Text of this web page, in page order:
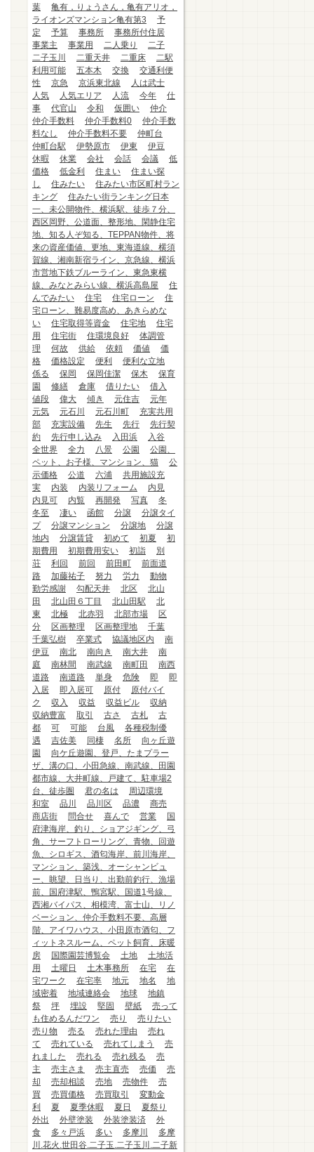
葉
亀有，りょうさん，亀有アリオ，
ライオンズマンション亀有第3
予
定
予算 事務所
事務所付住居
事業主
事業用 二人乗り
二子
二子玉川
二重天井 二重床
二駅
利用可能
五本木 交換
交通利便
性
京急 京浜東北線
人は武士
人気
人気エリア 人流 今年
仕
事
代官山 令和 仮囲い
仲介
仲介手数料
仲介手数料0
仲介手数
料なし
仲介手数料不要
仲町台
仲町台駅
伊勢原市 伊東
伊豆
休暇
休業 会社 会話 会議
低
価格
低金利 住まい
住まい探
し
住みたい
住みたい市区町村ラン
キング
住みたい街ランキング日本
一、未公開物件、横浜駅、徒歩７分、
西区岡野、公道面、整形地、閑静住宅
地、知る人ぞ知る、TEPPAN物件、将
来の資産価値、更地、東海道線、横須
賀線、湘南新宿ライン、京急線、横浜
市営地下鉄ブルーライン、東急東横
線、みなとみらい線、横浜高島屋
住
んでみたい
住宅 住宅ローン
住
宅ローン、難易度高め、あきらめな
い
住宅取得等資金 住宅地
住宅
用
住宅街 住環境良好
体調管
理
何故 供給 依頼 価値
価
格
価格設定 便利
便利な立地
係る
保岡 保岡佳潔 保木
保育
園
修繕 倉庫 借りたい
借入
値段
偉大 傾き 元住吉
元年
元気
元石川 元石川町
充実共用
部
充実設備 先生 先行
先行契
約
先行申し込み 入田浜
入谷
全世界
全力 八景 公園
公園、
ペット、お子様、マンション、猫
公
示価格
公道 六浦
共用施設充
実
内装 内装リフォーム
内見
内見可
内覧 再開発 写真
冬
冬至
凄い 函館 分譲
分譲タイ
プ
分譲マンション 分譲地
分譲
地内
分譲賃貸 初めて 初夏
初
期費用
初期費用安い 初詣
別
荘
利回 前回 前田町
前面道
路
加藤祐子 努力 労力
動物
勤労感謝
勾配天井 北区
北山
田
北山田６丁目 北山田駅
北
東
北極 北赤羽 北部市場
区
分
区画整理 区画整理地
千葉
千葉弘樹
卒業式 協議地区内
南
伊豆
南北 南向き 南大井
南
庭
南林間 南武線 南町田
南西
道路
南道路 単身 危険 即
即
入居
即入居可 原付
原付バイ
ク
収入 収益 収益ビル
収納
収納豊富
取引 古さ 古札
古
都
可 可能 台風
各種税制優
遇
吉佐美 同棲 名所
向ヶ丘遊
園
向ケ丘遊園、登戸、たまプラー
ザ、溝の口、小田急線、南武線、田園
都市線、大井町線、戸建て、駐車場2
台、徒歩圏
君の名は
周辺環境
和室
品川 品川区 品濃
商売
商店街
問合せ 喜んで 営業
国
府津海岸、釣り、ショアジギング、弓
角、サーフトローリング、青物、回遊
魚、シロギス、酒匂海岸、前川海岸、
マンション、築浅、オーシャンビュ
ー、眺望、日当り、出勤前釣行、漁場
前、国府津駅、鴨宮駅、国道1号線、
西湘バイパス、相模湾、富士山、リノ
ベーション、仲介手数料不要、高層
階、アイワハウス、小田原市酒匂、フ
ィットネスルーム、ペット飼育、床暖
房
国際園芸博覧会 土地
土地活
用
土曜日 土木事務所 在宅
在
宅ワーク
在宅率 地元 地名
地
域密着
地域連絡会 地球
地鎮
祭
坪 埋設 堅固 壁紙
売って
も住めるんだワン
売り
売りたい
売り物
売る 売れた理由
売れ
て
売れている 売れてしまう
売
れました
売れる 売れ残る
売
主
売主さま 売主直売 売価
売
却
売却相談 売地 売物件
売
買
売買価格 売買取引
変動金
利
夏 夏季休暇 夏日
夏祭り
外出
外壁塗装 外装塗装済
外
食
多々戸浜 多い 多摩川
多摩
川.花火.世田谷.二子玉.二子玉川.二子新